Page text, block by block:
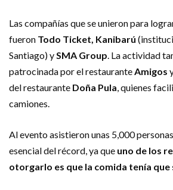
Las compañías que se unieron para
fueron Todo Ticket, Kanibarú
Santiago) y SMA Group . La actividad
patrocinada por el restaurante Amigos
del restaurante Doña Pula , quienes
camiones.
Al evento asistieron unas 5,000
esencial del récord, ya que uno de los
otorgarlo es que la comida tenía que